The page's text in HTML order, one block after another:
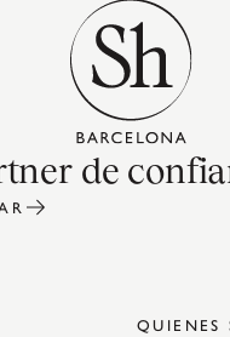
de
QUIENES